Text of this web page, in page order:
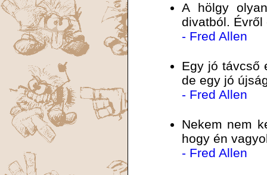
A hölgy
divatból.
- Fred Allen
Egy jó távcső
de egy jó
- Fred Allen
Nekem nem
hogy én
- Fred Allen